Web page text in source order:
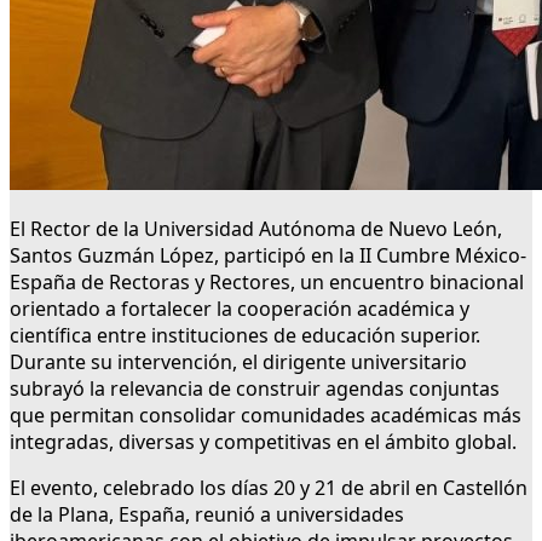
El Rector de la Universidad Autónoma de Nuevo León,
Santos Guzmán López, participó en la II Cumbre México-
España de Rectoras y Rectores, un encuentro binacional
orientado a fortalecer la cooperación académica y
científica entre instituciones de educación superior.
Durante su intervención, el dirigente universitario
subrayó la relevancia de construir agendas conjuntas
que permitan consolidar comunidades académicas más
integradas, diversas y competitivas en el ámbito global.
El evento, celebrado los días 20 y 21 de abril en Castellón
de la Plana, España, reunió a universidades